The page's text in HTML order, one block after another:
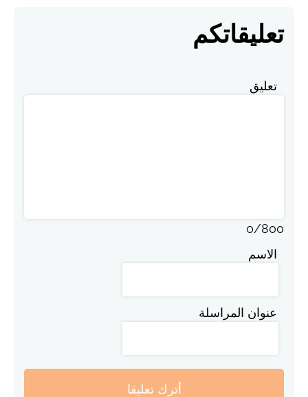
تعليقاتكم
تعليق
0/800
الاسم
عنوان المراسلة
أترك تعليقا